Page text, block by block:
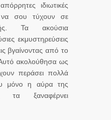
ιδιωτικές
να σου τύχουν σε
Τα ακούσια
εκμυστηρεύσεις
βγαίνοντας από το
ακολούθησα ως
περάσει πολλά
μόνο η αύρα της
τα ξαναφέρνει